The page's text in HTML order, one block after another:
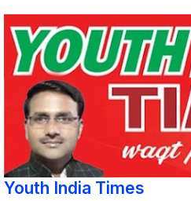
Youth India Times